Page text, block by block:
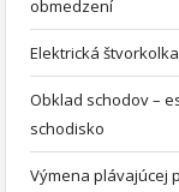
obmedzení
Elektrická
Obklad schodov –
schodisko
Výmena plávajúcej